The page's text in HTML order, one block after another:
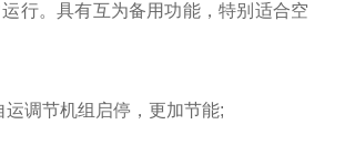
行。具有互为备用功能，特别适合空
调节机组启停，更加节能;